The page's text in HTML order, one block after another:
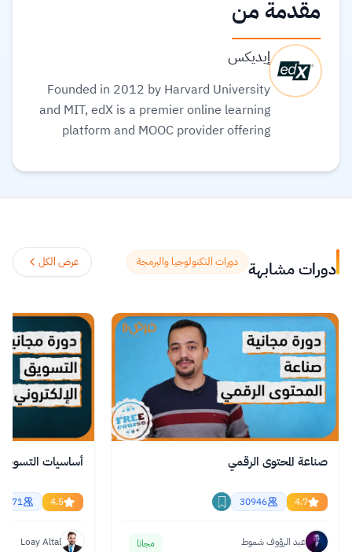
مقدمة من
إيديكس
Founded in 2012 by Harvard University
and MIT, edX is a premier online learning
platform and MOOC provider offering
certificates, and degrees from top-tier
million learners to acquire in-demand
skills in fields like computer science, AI,
courses for free or pay for verified
certificates to boost their professional
careers.
اقرأ المزيد.
دورات مشابهة دورات التكنولوجيا والبرمجة عرض الكل
صناعة المحتوى الرقمي
4.7
30946
عبد الرؤوف شموط مجانا
أساسيات التسويق
4.5
Loay Altal